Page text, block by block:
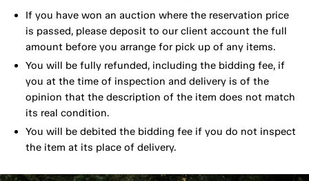
If you have won an auction where the reservation price
is passed, please deposit to our client account the full
amount before you arrange for pick up of any items.
You will be fully refunded, including the bidding fee, if
you at the time of inspection and delivery is of the
opinion that the description of the item does not match
its real condition.
You will be debited the bidding fee if you do not inspect
the item at its place of delivery.